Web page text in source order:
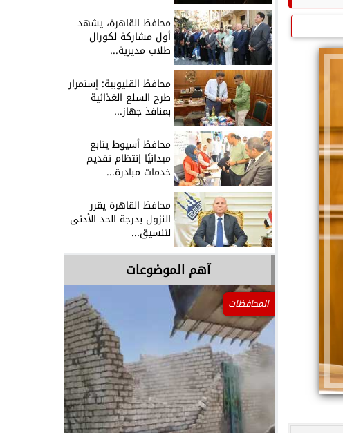
محافظ القاهرة، يشهد
أول مشاركة لكورال
طلاب مديرية...
محافظ القليوبية: إستمرار
طرح السلع الغذائية
بمنافذ جهاز...
محافظ أسيوط يتابع
ميدانيًا إنتظام تقديم
خدمات مبادرة...
محافظ القاهرة يقرر
النزول بدرجة الحد الأدنى
لتنسيق...
آهم الموضوعات
المحافظات